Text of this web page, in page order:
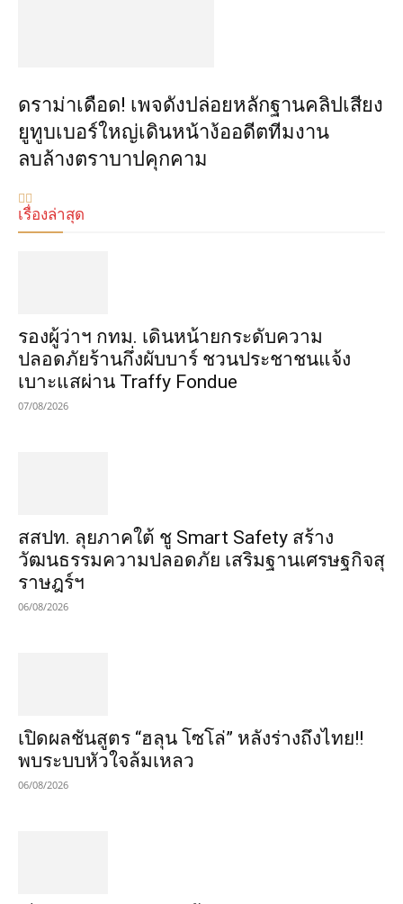
ดราม่าเดือด! เพจดังปล่อยหลักฐานคลิปเสียง
ยูทูบเบอร์ใหญ่เดินหน้าง้ออดีตทีมงาน
ลบล้างตราบาปคุกคาม
เรื่องล่าสุด
รองผู้ว่าฯ กทม. เดินหน้ายกระดับความ
ปลอดภัยร้านกึ่งผับบาร์ ชวนประชาชนแจ้ง
เบาะแสผ่าน Traffy Fondue
07/08/2026
​สสปท. ลุยภาคใต้ ชู Smart Safety สร้าง
วัฒนธรรมความปลอดภัย เสริมฐานเศรษฐกิจสุ
ราษฎร์ฯ
06/08/2026
เปิดผลชันสูตร “ฮลุน โซโล่” หลังร่างถึงไทย!!
พบระบบหัวใจล้มเหลว
06/08/2026